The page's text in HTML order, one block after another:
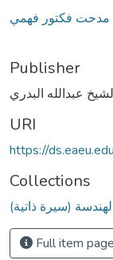
مدحت فكتور فهمي
Publisher
عبدالله البدري
URI
https://
Collections
(سيرة ذاتية)
Full item page